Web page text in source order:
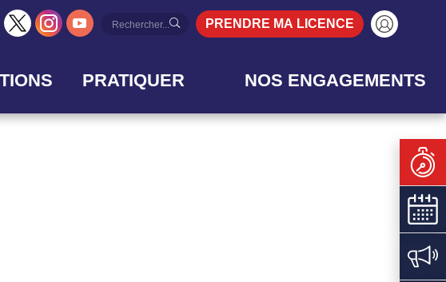
PRENDRE MA LICENCE
PRATIQUER NOS ENGAGEMENTS